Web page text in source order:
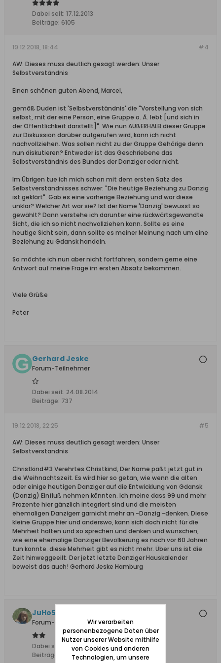
Dabei seit: 17.12.2013
Beiträge: 6105
#4
19.12.2018, 18:44
AW: Dieses muss deutlich gesagt werden: Unser
Selbstverständnis
Einen schönen guten Abend, Marcel,
gemäß Duden ist 'Selbstverständnis' die "Vorstellung von sich
selbst, mit der eine Person, eine Gruppe o. Ä. lebt [und sich in
der Öffentlichkeit darstellt]". Wie nun AUßERHALB dieser Gruppe
zur Diskussion darüber aufgerufen wird, kann ich nicht
nachvollziehen. Was sollen nicht zu der Gruppe Gehörige denn
nun diskutieren? Entweder ist das Geschriebene das
Selbstverständnis des Bundes der Danziger oder nicht.
Im Übrigen tue ich mich schon mit dem ersten Satz des
Selbstverständnisses schwer: "Die heutige Beziehung zu Danzig
ist geklärt". Gab es eine vorherige Beziehung und war diese
unklar? Welcher Art war sie? Ist der Name 'Danzig' bewusst so
gewählt? Dann verstehe ich darunter eine rückwärtsgewandte
Sicht, die ich so nicht nachvollziehen kann. Sollte es eine
heutige Sicht sein, dann sollte es meiner Meinung nach um eine
Beziehung zu Gdansk handeln.
So möchte ich nun aber nicht fortfahren, sondern gerne eine
Antwort auf meine Frage im ersten Absatz bekommen.
Viele Grüße
Peter
Gerhard Jeske
Forum-Teilnehmer
Dabei seit: 24.08.2014
Beiträge: 737
#5
19.12.2018, 22:25
AW: Dieses muss deutlich gesagt werden: Unser
Selbstverständnis
Christkind#3 Verehrtes Christkind, Der Name paßt jetzt gut in
die Weihnachtszeit. Es wird hier so getan, wie wenn die alten
oder einige heutigen Danziger auf die Entwicklung von Gdansk
(Danzig) Einfluß nehmen könnten. Ich meine dass 99 und mehr
Prozente hier gänzlich integriert sind und die meisten
ehemaligen Danzigerr garnicht mehr an -Danzig -denken. Diese
kleine Gruppe hier und anderswo, kann sich doch nicht für die
Mehrheit halten und so sprechen und denken und wünschen,
wie eine ehemalige Danziger Bevölkerung es noch vor 60 Jahren
tun konnte. diese Mehrheit gibt es nicht mehr. Über uns ist die
Zeit hinweggeeilt. Der jetzt letzte Danziger Hauskalender
beweist das auch! Gerhard Jeske Hamburg
JuHo54
Forum-Teilnehmer
Dabei seit:
11.12.2008
Beiträge:
2384
Wir verarbeiten
personenbezogene Daten über
Nutzer unserer Website mithilfe
von Cookies und anderen
Technologien, um unsere